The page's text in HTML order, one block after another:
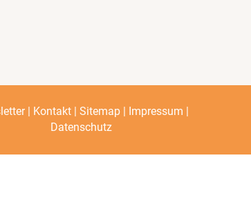
| Kontakt| Sitemap| Impressum |
Datenschutz